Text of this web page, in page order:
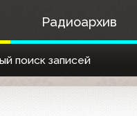
Радиоархив
поиск записей